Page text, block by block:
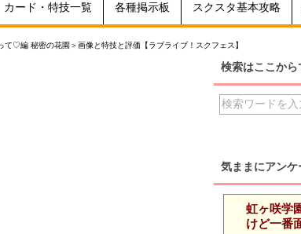
カード・特技一覧 各種掲示板 スクスタ基本攻略
て♡編 秘密の花園＞画像と特技と評価【ラブライブ！スクフェス】
検索はここから
気ままにアンケ
虹ヶ咲学
けど一番